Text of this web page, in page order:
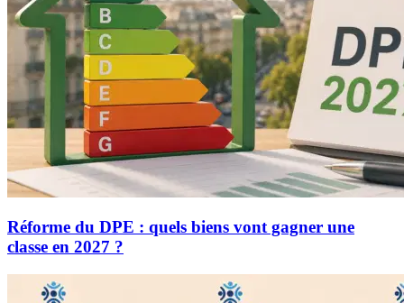
Réforme du DPE : quels biens vont gagner une
classe en 2027 ?